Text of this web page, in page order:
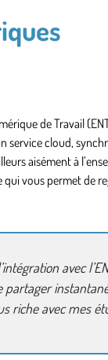
de Travail
service cloud,
aisément à
qui vous permet
avec
partager
riche avec mes